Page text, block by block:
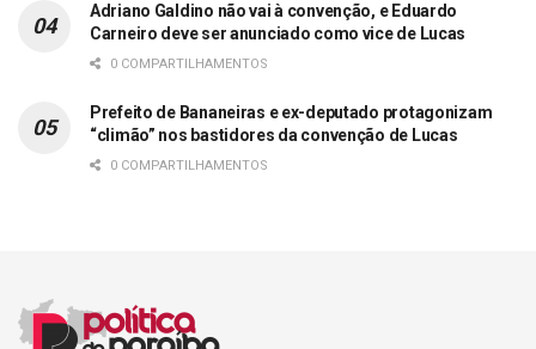
Adriano Galdino não vai à convenção, e Eduardo
Carneiro deve ser anunciado como vice de Lucas
0 COMPARTILHAMENTOS
Prefeito de Bananeiras e ex-deputado protagonizam
“climão” nos bastidores da convenção de Lucas
0 COMPARTILHAMENTOS